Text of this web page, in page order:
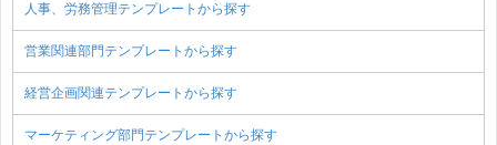
人事、労務管理テンプレートから探す
営業関連部門テンプレートから探す
経営企画関連テンプレートから探す
マーケティング部門テンプレートから探す